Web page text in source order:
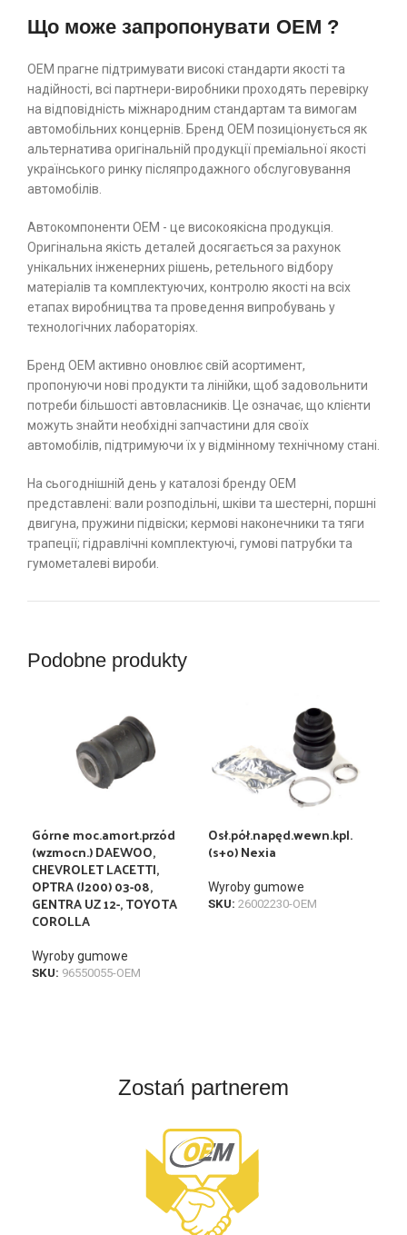
Що може запропонувати OEM ?
ОЕМ прагне підтримувати високі стандарти якості та
надійності, всі партнери-виробники проходять перевірку
на відповідність міжнародним стандартам та вимогам
автомобільних концернів. Бренд ОЕМ позиціонується як
альтернатива оригінальній продукції преміальної якості
українського ринку післяпродажного обслуговування
автомобілів.
Автокомпоненти ОЕМ - це високоякісна продукція.
Оригінальна якість деталей досягається за рахунок
унікальних інженерних рішень, ретельного відбору
матеріалів та комплектуючих, контролю якості на всіх
етапах виробництва та проведення випробувань у
технологічних лабораторіях.
Бренд ОЕМ активно оновлює свій асортимент,
пропонуючи нові продукти та лінійки, щоб задовольнити
потреби більшості автовласників. Це означає, що клієнти
можуть знайти необхідні запчастини для своїх
автомобілів, підтримуючи їх у відмінному технічному стані.
На сьогоднішній день у каталозі бренду ОЕМ
представлені: вали розподільні, шківи та шестерні, поршні
двигуна, пружини підвіски; кермові наконечники та тяги
трапеції; гідравлічні комплектуючі, гумові патрубки та
гумометалеві вироби.
Podobne produkty
Górne moc.amort.przód
(wzmocn.) DAEWOO,
CHEVROLET LACETTI,
OPTRA (J200) 03-08,
GENTRA UZ 12-, TOYOTA
COROLLA
Wyroby gumowe
SKU: 96550055-OEM
Osł.pół.napęd.wewn.kpl.
(s+o) Nexia
Wyroby gumowe
SKU: 26002230-OEM
Zostań partnerem